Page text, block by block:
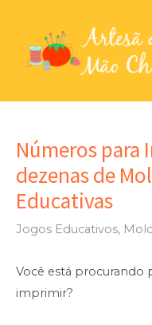
conteúdo
Números para
dezenas de
Educativas
Jogos Educativos,
Você está procurando
imprimir?